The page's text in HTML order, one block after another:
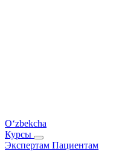
O‘zbekcha
Курсы
Экспертам Пациентам